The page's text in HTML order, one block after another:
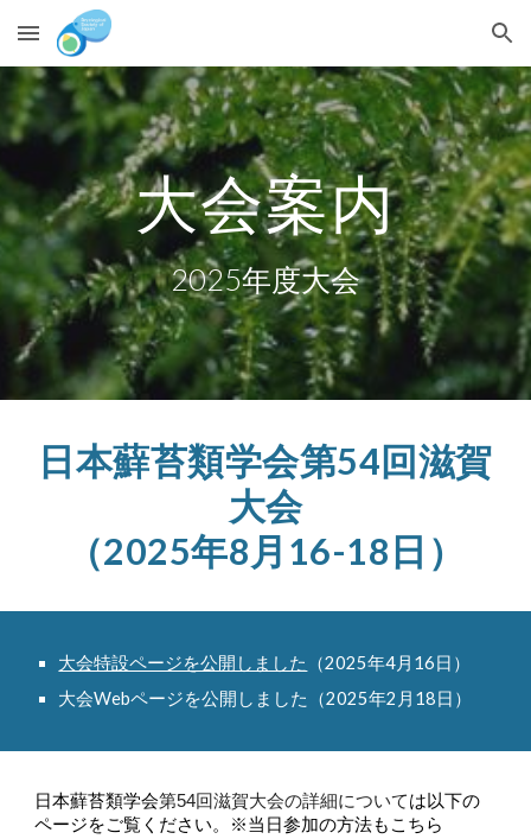
Skip to main content Skip to navigation
大会案内
2025年度大会
日本蘚苔類学会第54回滋賀
大会
（2025年8月16-18日）
大会特設ページを公開しました
（2025年4月16日）
大会Webページを公開しました（2025年2月18日）
日本蘚苔類学会第54回滋賀大会の詳細については以下の
ページをご覧ください。※当日参加の方法もこちら